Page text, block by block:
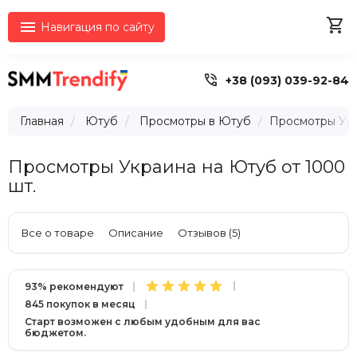
 Навигация по сайту 
 +38 (093) 039-92-84
Главная Ютуб Просмотры в Ютуб Просмотры
Просмотры Украина на Ютуб от 1000
шт.
Все о товаре Описание Отзывов (5)
93% рекомендуют
845 покупок в месяц
Старт возможен с любым удобным для вас
бюджетом.